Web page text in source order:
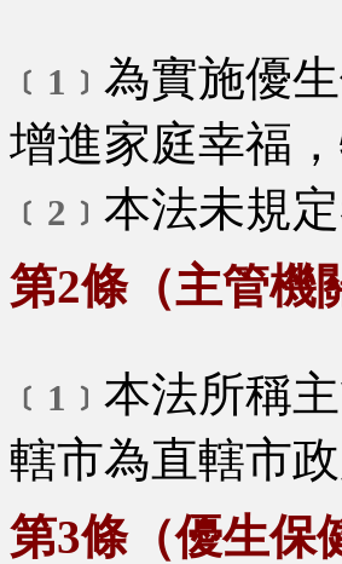
﹝1﹞ 為實施優
增進家庭幸福
﹝2﹞ 本法未規
第2條（主管機
﹝1﹞ 本法所稱
轄市為直轄市
第3條（優生保